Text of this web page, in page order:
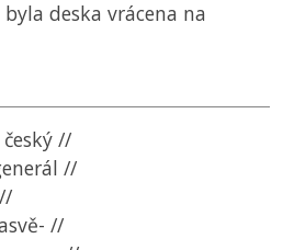
deska vrácena na
//
//
//